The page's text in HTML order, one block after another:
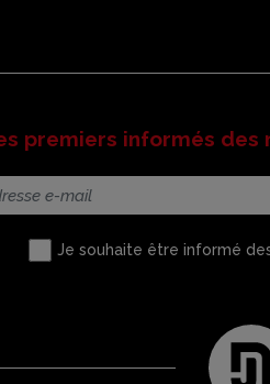
premiers informés
Je souhaite être informé